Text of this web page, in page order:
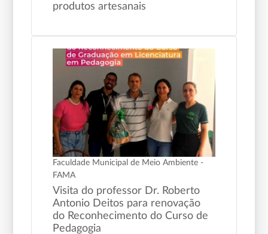
produtos artesanais
Faculdade Municipal de Meio Ambiente -
FAMA
Visita do professor Dr. Roberto
Antonio Deitos para renovação
do Reconhecimento do Curso de
Pedagogia